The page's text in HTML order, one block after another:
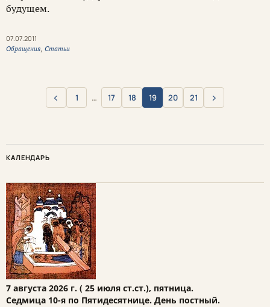
будущем.
07.07.2011
Обращения, Статьи
Назад
‹ 1 … 17 18 19 20 21 Вперёд
›
КАЛЕНДАРЬ
7 августа 2026 г. ( 25 июля ст.ст.), пятница.
Седмица 10-я по Пятидесятнице. День постный.